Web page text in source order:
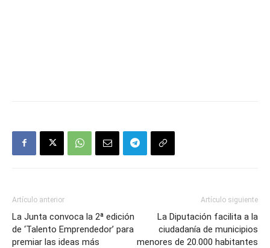
Artículo anterior
La Junta convoca la 2ª edición
de ‘Talento Emprendedor’ para
premiar las ideas más
Artículo siguiente
La Diputación facilita a la
ciudadanía de municipios
menores de 20.000 habitantes